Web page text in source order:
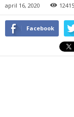
april 16, 2020 12415
Facebook